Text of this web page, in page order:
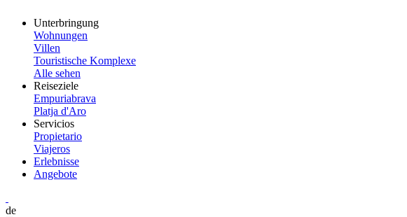
Unterbringung
Wohnungen
Villen
Touristische Komplexe
Alle sehen
Reiseziele
Empuriabrava
Platja d'Aro
Servicios
Propietario
Viajeros
Erlebnisse
Angebote
de